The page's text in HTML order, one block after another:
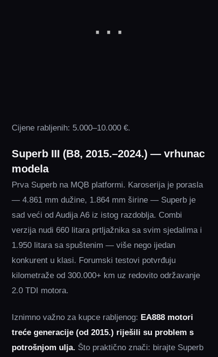
Cijene rabljenih: 5.000–10.000 €.
Superb III (B8, 2015.–2024.) — vrhunac
modela
Prva Superb na MQB platformi. Karoserija je porasla
— 4.861 mm dužine, 1.864 mm širine — Superb je
sad veći od Audija A6 iz istog razdoblja. Combi
verzija nudi 660 litara prtljažnika sa svim sjedalima i
1.950 litara sa spuštenim — više nego ijedan
konkurent u klasi. Forumski testovi potvrđuju
kilometraže od 300.000+ km uz redovito održavanje
2.0 TDI motora.
Iznimno važno za kupce rabljenog: EA888 motori
treće generacije (od 2015.) riješili su problem s
potrošnjom ulja. Što praktično znači: birajte Superb